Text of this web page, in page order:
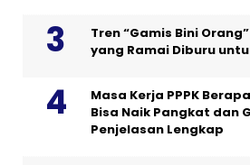
Tren “Gamis Bini
yang Ramai Diburu
Masa Kerja PPPK
Bisa Naik Pangkat dan
Penjelasan Lengkap